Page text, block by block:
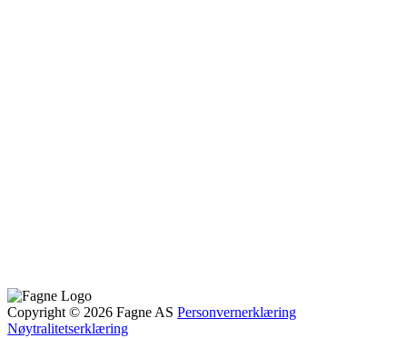
Copyright © 2026 Fagne AS Personvernerklæring
Nøytralitetserklæring